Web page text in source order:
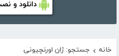
دانلود و
خانه › جستجو: ژان اورنچیونی